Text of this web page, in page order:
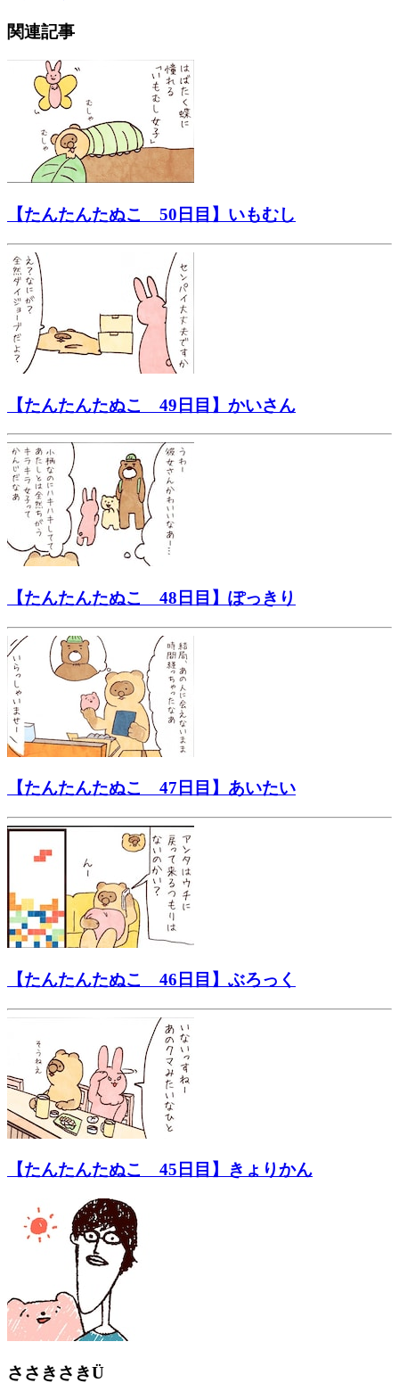
関連記事
【たんたんたぬこ 50日目】いもむし
【たんたんたぬこ 49日目】かいさん
【たんたんたぬこ 48日目】ぽっきり
【たんたんたぬこ 47日目】あいたい
【たんたんたぬこ 46日目】ぶろっく
【たんたんたぬこ 45日目】きょりかん
ささきさきÜ